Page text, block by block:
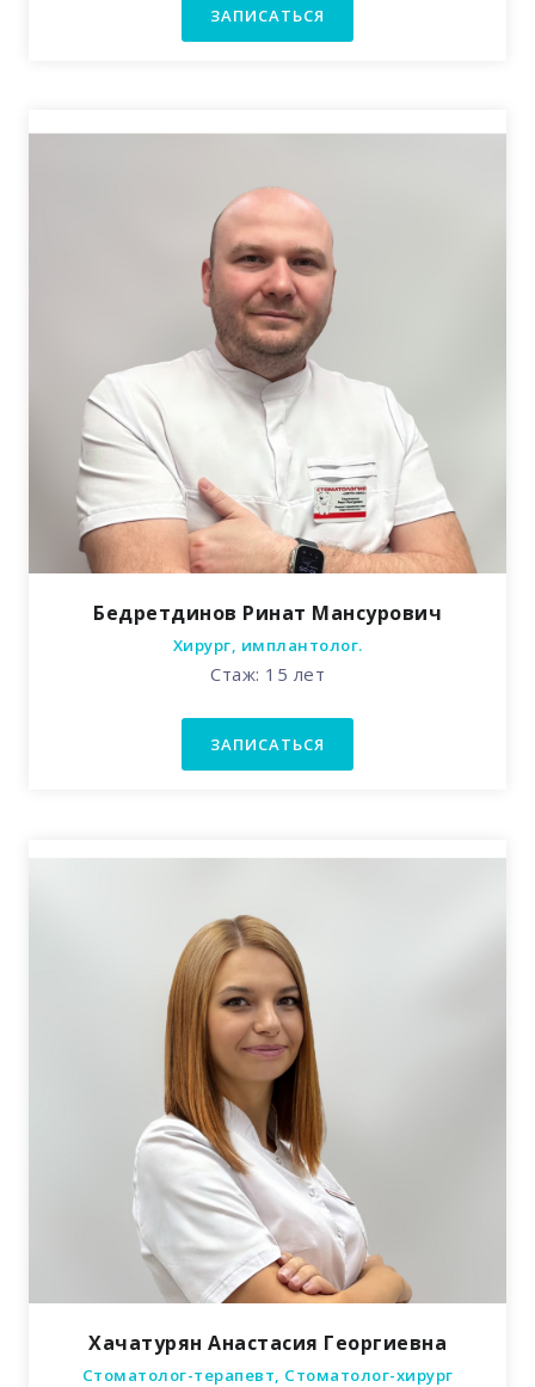
ЗАПИСАТЬСЯ
Бедретдинов Ринат Мансурович
Хирург, имплантолог.
Стаж: 15 лет
ЗАПИСАТЬСЯ
Хачатурян Анастасия Георгиевна
Стоматолог-терапевт, Стоматолог-хирург